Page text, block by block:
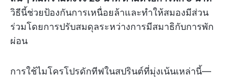
วิธีนี้ช่วยป้องกันการเหนื่อยล้าและทำให้สมองมีส่วน
ร่วมโดยการปรับสมดุลระหว่างการมีสมาธิกับการพัก
ผ่อน
การใช้ไมโครโปรดักทีฟในสปรินต์ที่มุ่งเน้นเหล่านี้—